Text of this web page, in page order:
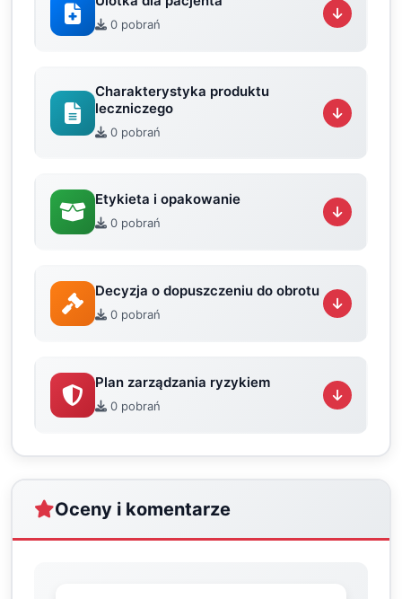
0 pobrań
Charakterystyka produktu
leczniczego
0 pobrań
Etykieta i opakowanie
0 pobrań
Decyzja o dopuszczeniu do obrotu
0 pobrań
Plan zarządzania ryzykiem
0 pobrań
Oceny i komentarze